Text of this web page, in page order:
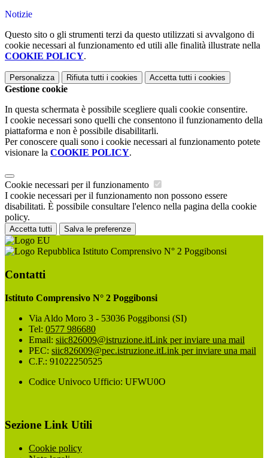
Notizie
Questo sito o gli strumenti terzi da questo utilizzati si avvalgono di
cookie necessari al funzionamento ed utili alle finalità illustrate nella
COOKIE POLICY.
Personalizza Rifiuta tutti i cookies Accetta tutti i cookies
Gestione cookie
In questa schermata è possibile scegliere quali cookie consentire.
I cookie necessari sono quelli che consentono il funzionamento della
piattaforma e non è possibile disabilitarli.
Per conoscere quali sono i cookie necessari al funzionamento potete
visionare la COOKIE POLICY.
Cookie necessari per il funzionamento
I cookie necessari per il funzionamento non possono essere
disabilitati. È possibile consultare l'elenco nella pagina della cookie
policy.
Accetta tutti Salva le preferenze
Istituto Comprensivo N° 2 Poggibonsi
Contatti
Istituto Comprensivo N° 2 Poggibonsi
Via Aldo Moro 3 - 53036 Poggibonsi (SI)
Tel: 0577 986680
Email: siic826009@istruzione.itLink per inviare una mail
PEC: siic826009@pec.istruzione.itLink per inviare una mail
C.F.: 91022250525
Codice Univoco Ufficio: UFWU0O
Sezione Link Utili
Cookie policy